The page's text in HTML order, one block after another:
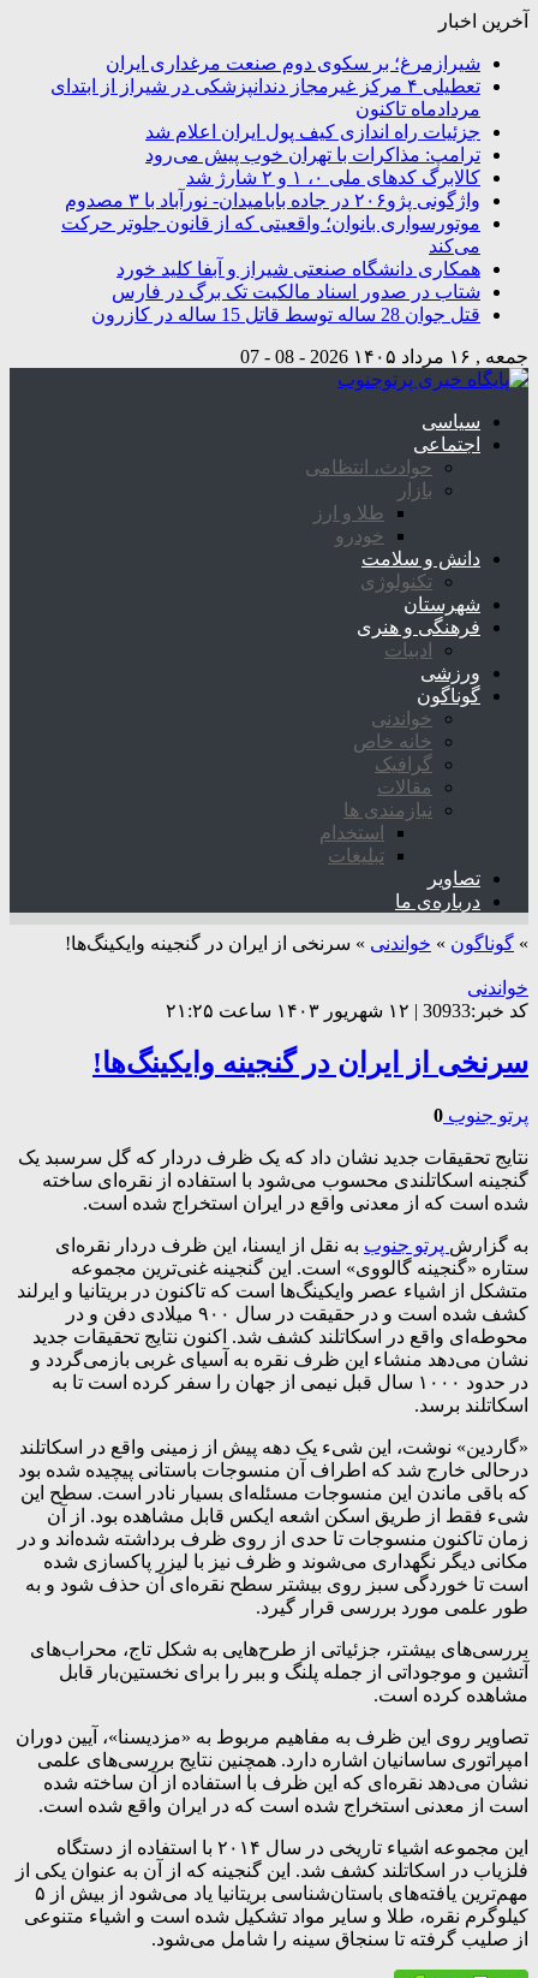
آخرین اخبار
شیرازمرغ؛ بر سکوی دوم صنعت مرغداری ایران
تعطیلی ۴ مرکز غیرمجاز دندانپزشکی در شیراز از ابتدای
مردادماه تاکنون
جزئیات راه اندازی کیف پول ایران اعلام شد
ترامپ: مذاکرات با تهران خوب پیش می‌رود
کالابرگ کدهای ملی ۰، ۱ و ۲ شارژ شد
واژگونی پژو۲۰۶ در جاده بابامیدان- نورآباد با ۳ مصدوم
موتورسواری بانوان؛ واقعیتی که از قانون جلوتر حرکت
می‌کند
همکاری دانشگاه صنعتی شیراز و آبفا کلید خورد
شتاب در صدور اسناد مالکیت تک برگ در فارس
قتل جوان 28 ساله توسط قاتل 15 ساله در کازرون
جمعه , ۱۶ مرداد ۱۴۰۵ 2026 - 08 - 07
سیاسی
اجتماعی
حوادث، انتظامی
بازار
طلا و ارز
خودرو
دانش و سلامت
تکنولوژی
شهرستان
فرهنگی و هنری
ادبیات
ورزشی
گوناگون
خواندنی
خانه خاص
گرافیک
مقالات
نیازمندی ها
استخدام
تبلیغات
تصاویر
درباره‌ی ما
» گوناگون » خواندنی » سرنخی از ایران در گنجینه وایکینگ‌ها!
خواندنی
کد خبر:30933 | ۱۲ شهریور ۱۴۰۳ ساعت ۲۱:۲۵
سرنخی از ایران در گنجینه وایکینگ‌ها!
پرتو جنوب 0
نتایج تحقیقات جدید نشان داد که یک ظرف دردار که گل سرسبد یک
گنجینه اسکاتلندی محسوب می‌شود با استفاده از نقره‌ای ساخته
شده است که از معدنی واقع در ایران استخراج شده است.
به گزارش پرتو جنوب به نقل از ایسنا، این ظرف دردار نقره‌ای
ستاره «گنجینه گالووی» است. این گنجینه غنی‌ترین مجموعه
متشکل از اشیاء عصر وایکینگ‌ها است که تاکنون در بریتانیا و ایرلند
کشف شده است و در حقیقت در سال ۹۰۰ میلادی دفن و در
محوطه‌ای واقع در اسکاتلند کشف شد. اکنون نتایج تحقیقات جدید
نشان می‌دهد منشاء این ظرف نقره به آسیای غربی بازمی‌گردد و
در حدود ۱۰۰۰ سال قبل نیمی از جهان را سفر کرده است تا به
اسکاتلند برسد.
«گاردین» نوشت، این شیء یک دهه پیش از زمینی واقع در اسکاتلند
درحالی خارج شد که اطراف آن منسوجات باستانی پیچیده شده بود
که باقی ماندن این منسوجات مسئله‌ای بسیار نادر است. سطح این
شیء فقط از طریق اسکن اشعه ایکس قابل مشاهده بود. از آن
زمان تاکنون منسوجات تا حدی از روی ظرف برداشته شده‌اند و در
مکانی دیگر نگهداری می‌شوند و ظرف نیز با لیزر پاکسازی شده
است تا خوردگی سبز روی بیشتر سطح نقره‌ای آن حذف شود و به
طور علمی مورد بررسی قرار گیرد.
بررسی‌های بیشتر، جزئیاتی از طرح‌هایی به شکل تاج، محراب‌های
آتشین و موجوداتی از جمله پلنگ و ببر را برای نخستین‌بار قابل
مشاهده کرده است.
تصاویر روی این ظرف به مفاهیم مربوط به «مزدیسنا»، آیین دوران
امپراتوری ساسانیان اشاره دارد. همچنین نتایج بررسی‌های علمی
نشان می‌دهد نقره‌ای که این ظرف با استفاده از آن ساخته شده
است از معدنی استخراج شده است که در ایران واقع شده است.
این مجموعه اشیاء تاریخی در سال ۲۰۱۴ با استفاده از دستگاه
فلزیاب در اسکاتلند کشف شد. این گنجینه که از آن به عنوان یکی از
مهم‌ترین یافته‌های باستان‌شناسی بریتانیا یاد می‌شود از بیش از ۵
کیلوگرم نقره، طلا و سایر مواد تشکیل شده است و اشیاء متنوعی
از صلیب گرفته تا سنجاق سینه را شامل می‌شود.